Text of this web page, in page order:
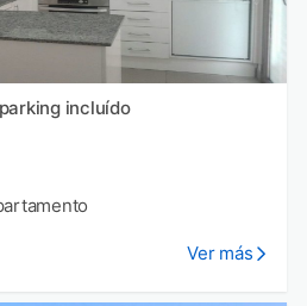
incluído
Ver más